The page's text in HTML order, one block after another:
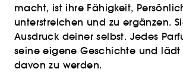
macht, ist ihre Fähigkeit,
unterstreichen und zu ergänzen.
Ausdruck deiner selbst. Jedes
seine eigene Geschichte und lädt
davon zu werden.